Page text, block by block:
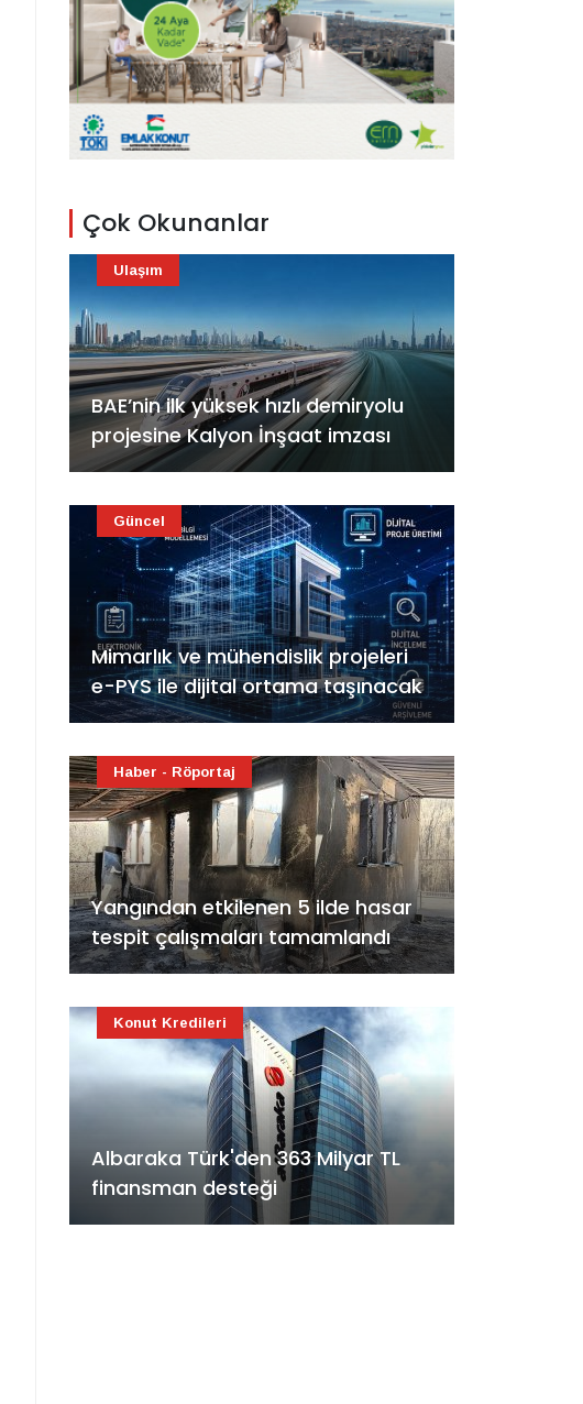
Çok Okunanlar
BAE’nin ilk yüksek hızlı demiryolu
projesine Kalyon İnşaat imzası
Ulaşım
Mimarlık ve mühendislik projeleri
e-PYS ile dijital ortama taşınacak
Güncel
Yangından etkilenen 5 ilde hasar
tespit çalışmaları tamamlandı
Haber - Röportaj
Albaraka Türk'den 363 Milyar TL
finansman desteği
Konut Kredileri